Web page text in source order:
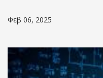
Φεβ 06, 2025